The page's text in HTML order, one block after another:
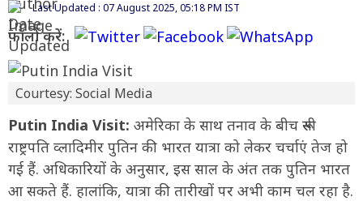
Last Updated : 07 August 2025, 05:18 PM IST
फॉलो करें:
Courtesy: Social Media
Putin India Visit: अमेरिका के साथ तनाव के बीच रूसी
राष्ट्रपति व्लादिमीर पुतिन की भारत यात्रा को लेकर चर्चाएं तेज हो
गई हैं. अधिकारियों के अनुसार, इस साल के अंत तक पुतिन भारत
आ सकते हैं. हालांकि, यात्रा की तारीखों पर अभी काम चल रहा है.